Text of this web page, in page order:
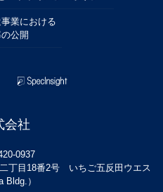
業における
公開
会社
0937
丁目18番2号 いちご五反田ウエス
Bldg.）